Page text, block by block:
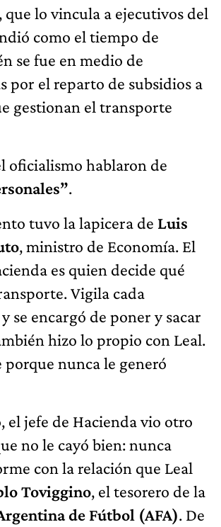
que lo vincula a ejecutivos del
como el tiempo de
se fue en medio de
por el reparto de subsidios a
gestionan el transporte
oficialismo hablaron de
.
tuvo la lapicera de Luis
, ministro de Economía. El
es quien decide qué
Vigila cada
se encargó de poner y sacar
hizo lo propio con Leal.
porque nunca le generó
el jefe de Hacienda vio otro
no le cayó bien: nunca
con la relación que Leal
Toviggino, el tesorero de la
de Fútbol (AFA). De